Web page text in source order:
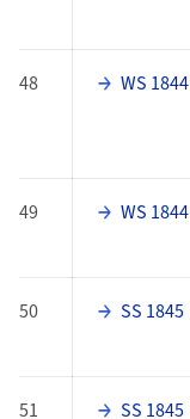
48 WS 1844
49 WS 1844
50 SS 1845
51 SS 1845